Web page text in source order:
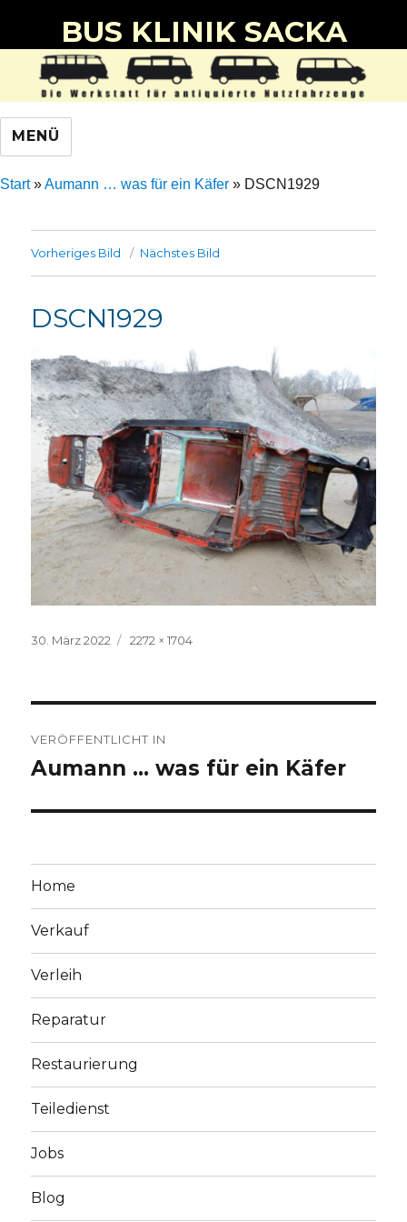
BUS KLINIK SACKA
MENÜ
Start»Aumann … was für ein Käfer » DSCN1929
Vorheriges Bild Nächstes Bild
DSCN1929
Veröffentlicht
30. März 2022
Volle
2272 × 1704
VERÖFFENTLICHT IN
Aumann … was für ein Käfer
Home
Verkauf
Verleih
Reparatur
Restaurierung
Teiledienst
Jobs
Blog